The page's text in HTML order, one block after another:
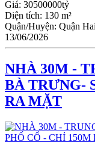
Giá: 30500000tỷ
Diện tích: 130 m²
Quận/Huyện: Quận
13/06/2026
NHÀ 30M -
BÀ TRƯNG-
RA MẶT